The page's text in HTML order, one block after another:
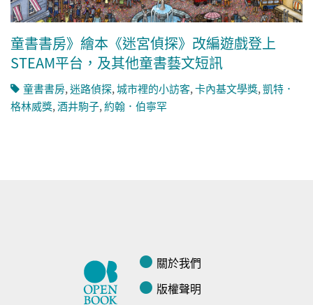
童書書房》繪本《迷宮偵探》改編遊戲登上
STEAM平台，及其他童書藝文短訊
童書書房,迷路偵探,城市裡的小訪客,卡內基文學獎,凱特．
格林威獎,酒井駒子,約翰．伯寧罕
關於我們
版權聲明